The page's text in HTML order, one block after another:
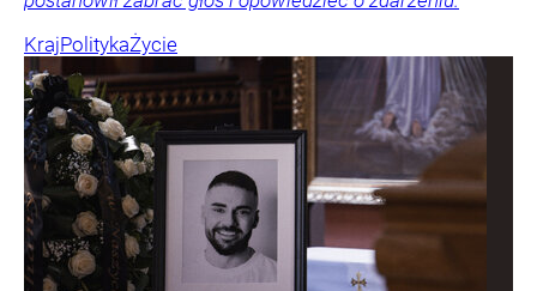
KrajPolitykaŻycie